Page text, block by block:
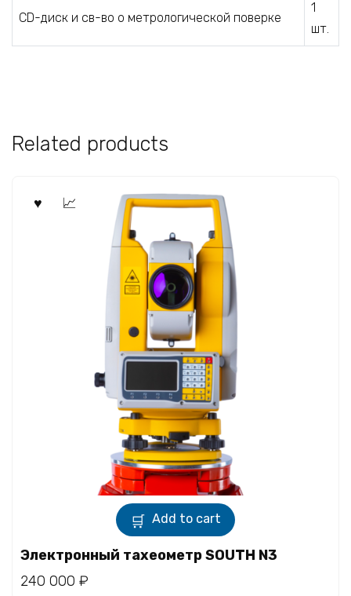
СD-диск и св-во о метрологической поверке
1
шт.
Related products
Add to cart
Электронный тахеометр SOUTH N3
240 000 ₽